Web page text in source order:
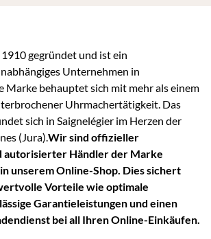
gegründet und ist ein
Unternehmen in
Marke behauptet sich mit mehr als einem
Uhrmachertätigkeit. Das
sich in Saignelégier im Herzen der
(Jura). Wir sind offizieller
autorisierter Händler der Marke
unserem Online-Shop. Dies sichert
Vorteile wie optimale
Garantieleistungen und einen
bei all Ihren Online-Einkäufen.